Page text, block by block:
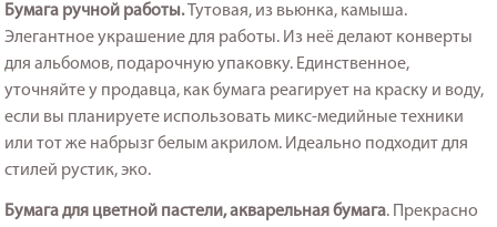
Бумага ручной работы.Тутовая, из вьюнка, камыша.
Элегантное украшение для работы. Из неё делают конверты
для альбомов, подарочную упаковку. Единственное,
уточняйте у продавца, как бумага реагирует на краску и воду,
если вы планируете использовать микс-медийные техники
или тот же набрызг белым акрилом. Идеально подходит для
стилей рустик, эко.
Бумага для цветной пастели, акварельная бумага. Прекрасно